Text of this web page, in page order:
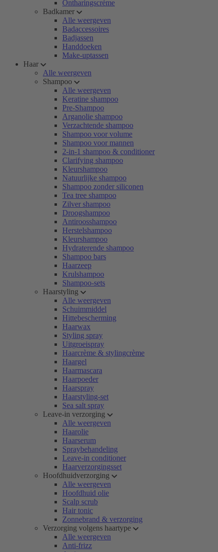
Ontharingscrème
Badkamer
Alle weergeven
Badaccessoires
Badjassen
Handdoeken
Make-uptassen
Haar
Alle weergeven
Shampoo
Alle weergeven
Keratine shampoo
Pre-Shampoo
Arganolie shampoo
Verzachtende shampoo
Shampoo voor volume
Shampoo voor mannen
2-in-1 shampoo & conditioner
Clarifying shampoo
Kleurshampoo
Natuurlijke shampoo
Shampoo zonder siliconen
Tea tree shampoo
Zilver shampoo
Droogshampoo
Antiroosshampoo
Herstelshampoo
Kleurshampoo
Hydraterende shampoo
Shampoo bars
Haarzeep
Krulshampoo
Shampoo-sets
Haarstyling
Alle weergeven
Schuimmiddel
Hittebescherming
Haarwax
Styling spray
Uitgroeispray
Haarcrème & stylingcrème
Haargel
Haarmascara
Haarpoeder
Haarspray
Haarstyling-set
Sea salt spray
Leave-in verzorging
Alle weergeven
Haarolie
Haarserum
Spraybehandeling
Leave-in conditioner
Haarverzorgingsset
Hoofdhuidverzorging
Alle weergeven
Hoofdhuid olie
Scalp scrub
Hair tonic
Zonnebrand & verzorging
Verzorging volgens haartype
Alle weergeven
Anti-frizz